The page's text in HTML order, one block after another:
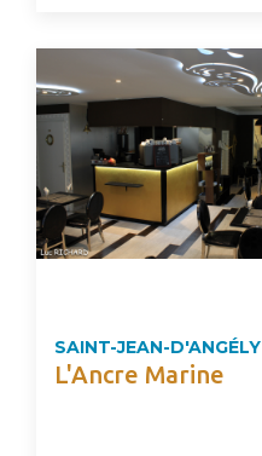
SAINT-JEAN-D'ANGÉLY
L'Ancre Marine